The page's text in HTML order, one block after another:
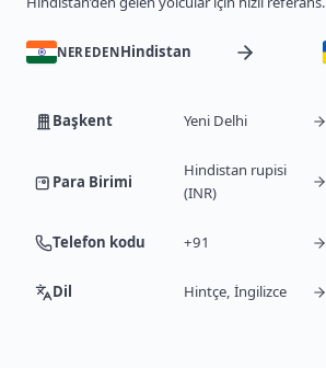
NEREDENHindistan
Başkent Yeni Delhi
Para Birimi
Hindistan rupisi
(INR)
Telefon kodu +91
Dil Hintçe, İngilizce